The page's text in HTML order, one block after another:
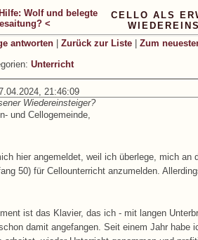
Wolf und belegte
<
CELLO ALS
antworten Zurück zur Liste
Zum
Unterricht
21:46:09
Wiedereinsteiger?
und Cellogemeinde,
hier angemeldet, weil ich überlege, mich
50) für Cellounterricht anzumelden.
ist das Klavier, das ich - mit langen
damit angefangen. Seit einem Jahr habe